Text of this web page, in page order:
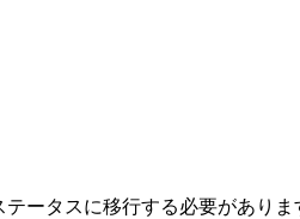
ータスに移行する必要がありま